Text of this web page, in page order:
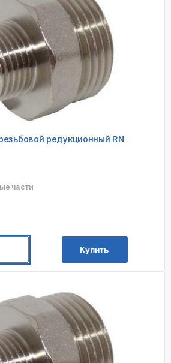
редукционный RN
части
Купить